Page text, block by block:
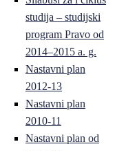
studija – studijski
program Pravo od
2014–2015 a. g.
Nastavni plan
2012-13
Nastavni plan
2010-11
Nastavni plan od